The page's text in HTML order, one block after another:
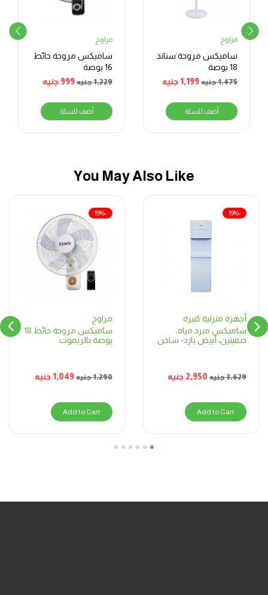
مراوح
ساميكس مروحة ستاند
18 بوصة
1,475جنيه 1,199جنيه
أضف للسلة
مراوح
ساميكس مروحة حائط
16 بوصة
1,229جنيه 999 جنيه
أضف للسلة
You May Also Like
أجهزة منزلية كبيرة
ساميكس مبرد مياه،
حنفيتين، أبيض بارد- ساخن
3,629جنيه 2,950 جنيه
-19%
Add to Cart
مراوح
ساميكس مروحة حائط 18
بوصة بالريموت
1,290جنيه 1,049جنيه
-19%
Add to Cart
1
2